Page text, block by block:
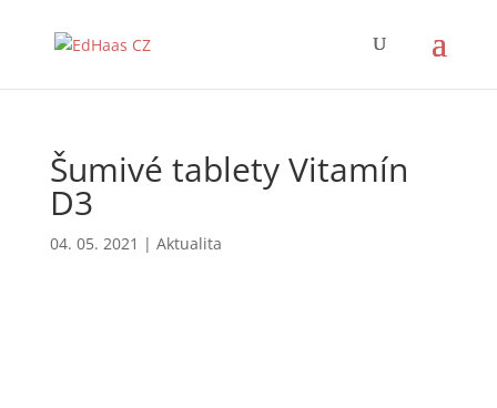
Šumivé tablety Vitamín
D3
04. 05. 2021 | Aktualita